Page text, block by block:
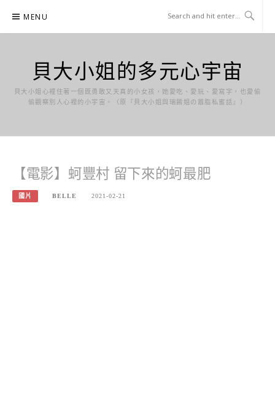
content
MENU
貝大小姐的多元心宇宙
貝大小姐心裡住著一個既勇敢又天真的小女孩，她愛吃、愛玩、愛寫字，也愛偷
偷觀察別人心裡的小宇宙。（原『貝大小姐與瑞餚姐の囂脂私蜜話』）
【電影】蚵豐村 留下來的蚵最肥
國片 BELLE 2021-02-21